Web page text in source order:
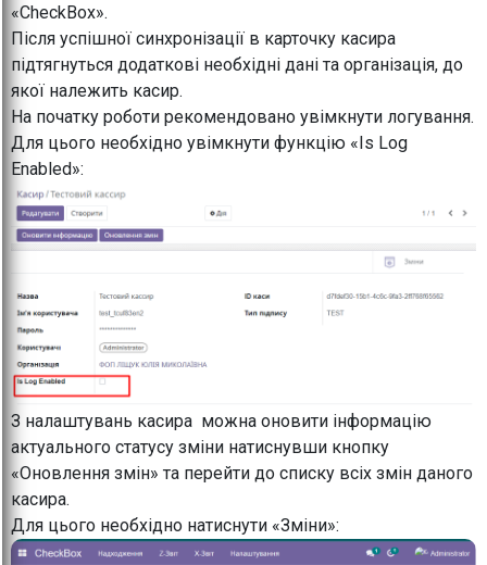
«CheckBox».
Після успішної синхронізації в карточку касира
підтягнуться додаткові необхідні дані та організація, до
якої належить касир.
На початку роботи рекомендовано увімкнути логування.
Для цього необхідно увімкнути функцію «Is Log
Enabled»:
З налаштувань касира можна оновити інформацію
актуального статусу зміни натиснувши кнопку
«Оновлення змін» та перейти до списку всіх змін даного
касира.
Для цього необхідно натиснути «Зміни»: